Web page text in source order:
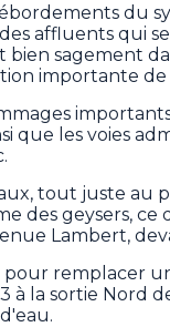
du
affluents qui
sagement
importante
que les voies
tout juste au
des geysers,
Lambert,
pour remplacer
à la sortie Nord